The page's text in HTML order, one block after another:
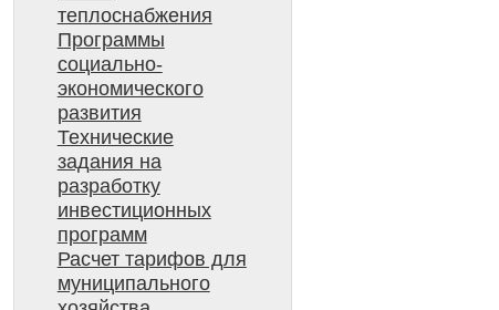
теплоснабжения
Программы
социально-
экономического
развития
Технические
задания на
разработку
инвестиционных
программ
Расчет тарифов для
муниципального